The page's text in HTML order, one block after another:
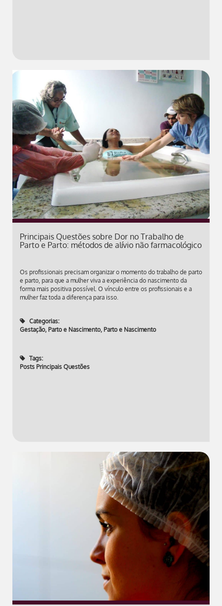
Principais Questões sobre Dor no Trabalho de
Parto e Parto: métodos de alívio não farmacológico
Os profissionais precisam organizar o momento do trabalho de parto
e parto, para que a mulher viva a experiência do nascimento da
forma mais positiva possível. O vínculo entre os profissionais e a
mulher faz toda a diferença para isso.
Categorias:
Gestação, Parto e Nascimento, Parto e Nascimento
Tags:
Posts Principais Questões